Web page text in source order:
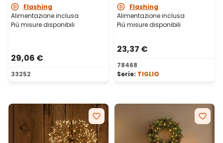
Flashing
Alimentazione inclusa
Più misure disponibili
29,06 €
33252
Flashing
Alimentazione inclusa
Più misure disponibili
23,37 €
78468
Serie: TIGLIO